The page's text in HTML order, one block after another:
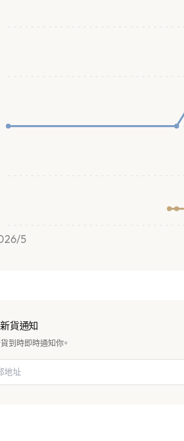
5
貨通知
到時即時通知你。